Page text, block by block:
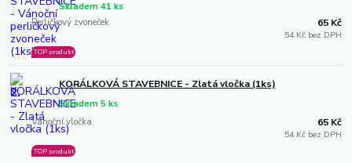
Perličkový zvoneček
Skladem 41 ks
TOP produkt
65 Kč
54 Kč bez DPH
2. KORÁLKOVÁ STAVEBNICE - Zlatá vločka (1ks)
Vánoční vločka
Skladem 5 ks
TOP produkt
65 Kč
54 Kč bez DPH